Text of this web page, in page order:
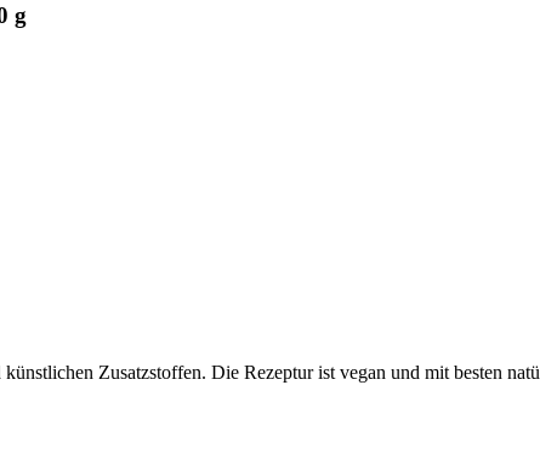
g
Zusatzstoffen. Die Rezeptur ist vegan und mit besten